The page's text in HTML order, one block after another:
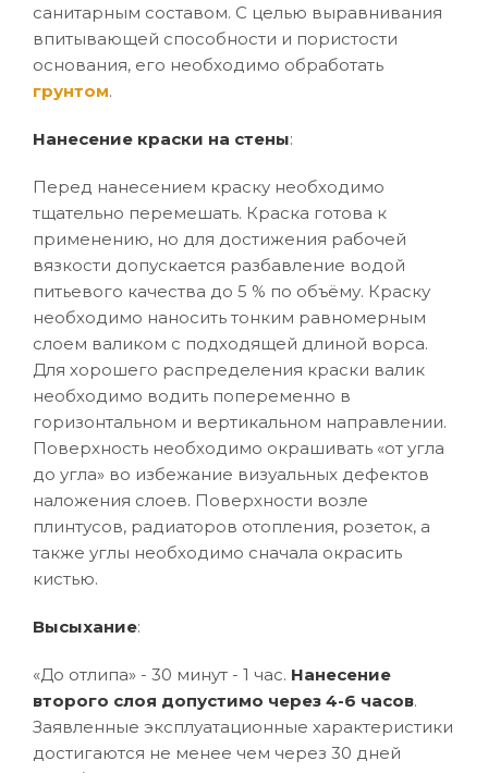
санитарным составом. С целью выравнивания
впитывающей способности и пористости
основания, его необходимо обработать
грунтом.
Нанесение краски на стены:
Перед нанесением краску необходимо
тщательно перемешать. Краска готова к
применению, но для достижения рабочей
вязкости допускается разбавление водой
питьевого качества до 5 % по объёму. Краску
необходимо наносить тонким равномерным
слоем валиком с подходящей длиной ворса.
Для хорошего распределения краски валик
необходимо водить попеременно в
горизонтальном и вертикальном направлении.
Поверхность необходимо окрашивать «от угла
до угла» во избежание визуальных дефектов
наложения слоев. Поверхности возле
плинтусов, радиаторов отопления, розеток, а
также углы необходимо сначала окрасить
кистью.
Высыхание:
«До отлипа» - 30 минут - 1 час. Нанесение
второго слоя допустимо через 4-6 часов.
Заявленные эксплуатационные характеристики
достигаются не менее чем через 30 дней